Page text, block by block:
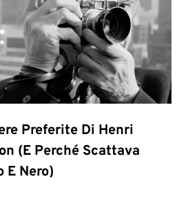
Preferite Di Henri
(e Perché Scattava
E Nero)